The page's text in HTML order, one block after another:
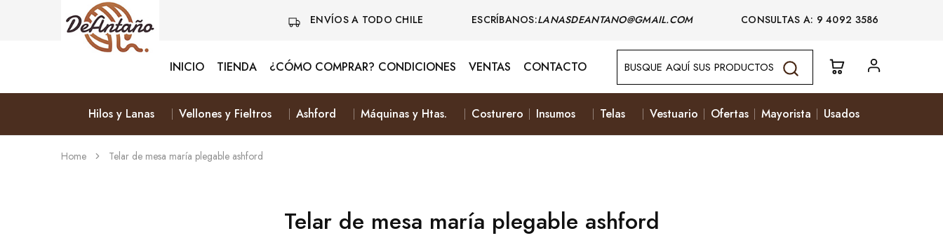
ENVÍOS A TODO CHILE ESCRÍBANOS:LANASDEANTANO@GMAIL.COM CONSULTAS A: 9 4092 3586
Antaño
&
INICIO TIENDA ¿CÓMO COMPRAR? CONDICIONES VENTAS CONTACTO
Hilos y Lanas Vellones y Fieltros Ashford Máquinas y Htas. Costurero Insumos Telas Vestuario Ofertas Mayorista Usados
Home Telar de mesa maría plegable ashford
Telar de mesa maría plegable ashford